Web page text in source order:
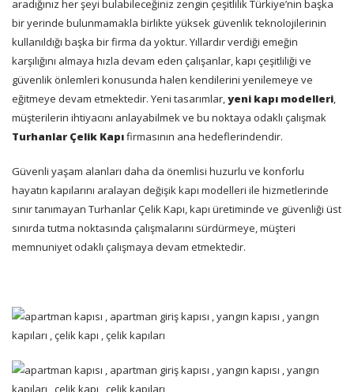
aradığınız her şeyi bulabileceğiniz zengin çeşitlilik Türkiye’nin başka
bir yerinde bulunmamakla birlikte yüksek güvenlik teknolojilerinin
kullanıldığı başka bir firma da yoktur. Yıllardır verdiği emeğin
karşılığını almaya hızla devam eden çalışanlar, kapı çeşitliliği ve
güvenlik önlemleri konusunda halen kendilerini yenilemeye ve
eğitmeye devam etmektedir. Yeni tasarımlar,yeni kapı modelleri,
müşterilerin ihtiyacını anlayabilmek ve bu noktaya odaklı çalışmak
Turhanlar Çelik Kapıfirmasının ana hedeflerindendir.
Güvenli yaşam alanları daha da önemlisi huzurlu ve konforlu
hayatın kapılarını aralayan değişik kapı modelleri ile hizmetlerinde
sınır tanımayan Turhanlar Çelik Kapı, kapı üretiminde ve güvenliği üst
sınırda tutma noktasında çalışmalarını sürdürmeye, müşteri
memnuniyet odaklı çalışmaya devam etmektedir.